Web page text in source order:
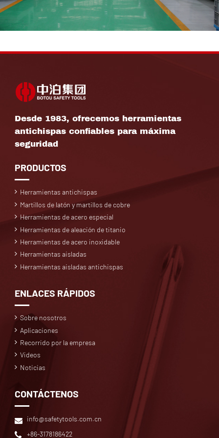
Desde 1983, ofrecemos herramientas
antichispas confiables para máxima
seguridad
PRODUCTOS
Herramientas antichispas
Martillos de latón y martillos de cobre
Herramientas de acero especial
Herramientas de aleación de titanio
Herramientas de acero inoxidable
Herramientas aisladas
Herramientas aisladas antichispas
ENLACES RÁPIDOS
Sobre nosotros
Aplicaciones
Recorrido por la empresa
Videos
Noticias
CONTÁCTENOS
info@safetytools.com.cn
+86-3178186422